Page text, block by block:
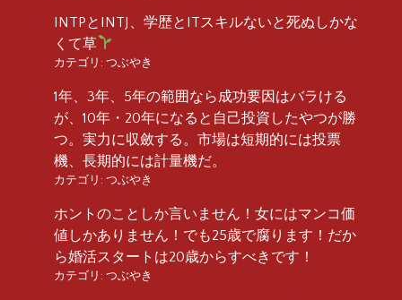
INTPとINTJ、学歴とITスキルないと死ぬしかな
くて草
カテゴリ: つぶやき
1年、3年、5年の範囲なら成功要因はバラける
が、10年・20年になると自己投資したやつが勝
つ。実力に収斂する。市場は短期的には投票
機、長期的には計量機だ。
カテゴリ: つぶやき
ホントのことしか言いません！女にはマンコ価
値しかありません！でも25歳で腐ります！だか
ら婚活スタートは20歳からすべきです！
カテゴリ: つぶやき